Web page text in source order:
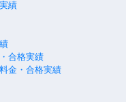
績
合格実績
金・合格実績